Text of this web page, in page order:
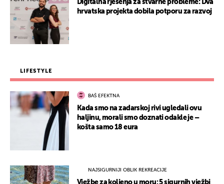
Digitalna rješenja za stvarne probleme: Dva
hrvatska projekta dobila potporu za razvoj
LIFESTYLE
BAŠ EFEKTNA
Kada smo na zadarskoj rivi ugledali ovu
haljinu, morali smo doznati odakle je –
košta samo 18 eura
NAJSIGURNIJI OBLIK REKREACIJE
Vježbe za koljeno u moru: 5 sigurnih vježbi